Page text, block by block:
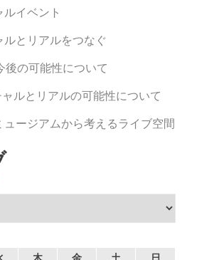
イベント
とリアルをつなぐ
の可能性について
ルとリアルの可能性について
ュージアムから考えるライブ空間
木 金 土
日